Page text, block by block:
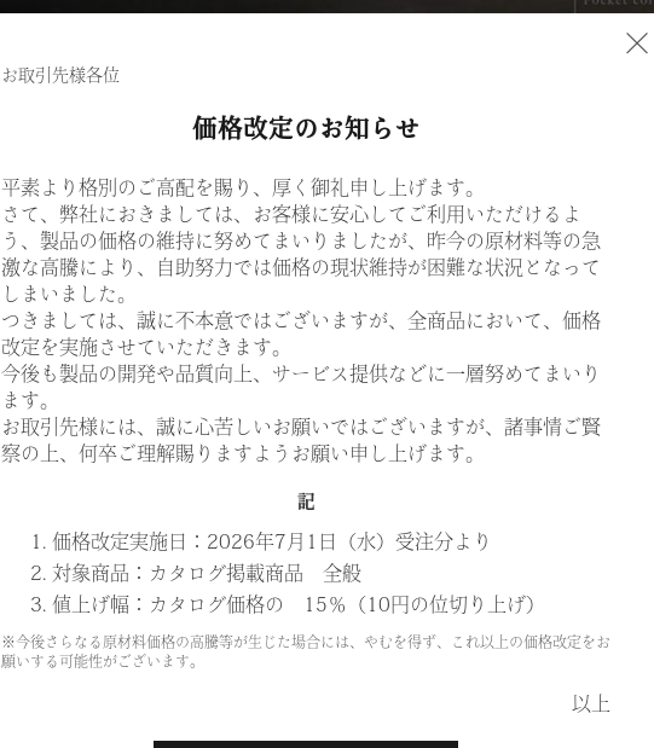
×
お取引先様各位
価格改定のお知らせ
平素より格別のご高配を賜り、厚く御礼申し上げます。
さて、弊社におきましては、お客様に安心してご利用いただけるよ
う、製品の価格の維持に努めてまいりましたが、昨今の原材料等の急
激な高騰により、自助努力では価格の現状維持が困難な状況となって
しまいました。
つきましては、誠に不本意ではございますが、全商品において、価格
改定を実施させていただきます。
今後も製品の開発や品質向上、サービス提供などに一層努めてまいり
ます。
お取引先様には、誠に心苦しいお願いではございますが、諸事情ご賢
察の上、何卒ご理解賜りますようお願い申し上げます。
記
1. 価格改定実施日：2026年7月1日（水）受注分より
2. 対象商品：カタログ掲載商品 全般
3. 値上げ幅：カタログ価格の 15％（10円の位切り上げ）
※今後さらなる原材料価格の高騰等が生じた場合には、やむを得ず、これ以上の価格改定をお
願いする可能性がございます。
以上